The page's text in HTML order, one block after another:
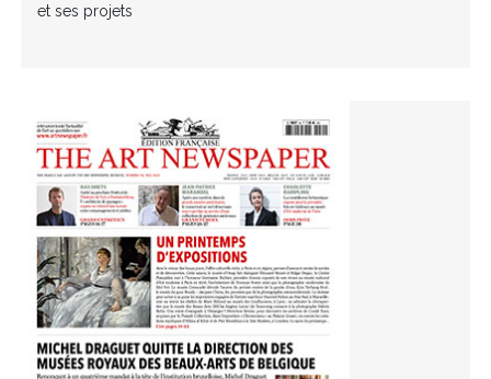
et ses projets